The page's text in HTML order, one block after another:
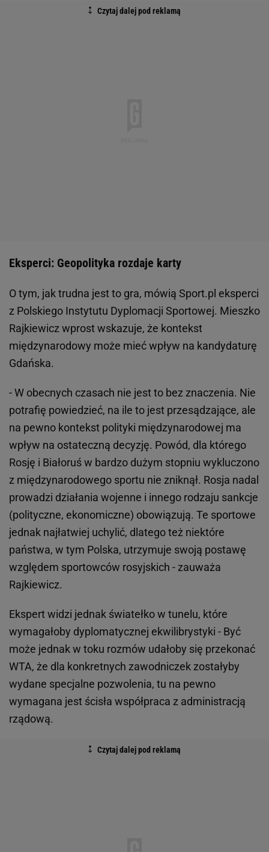
Eksperci: Geopolityka rozdaje karty
O tym, jak trudna jest to gra, mówią Sport.pl eksperci
z Polskiego Instytutu Dyplomacji Sportowej. Mieszko
Rajkiewicz wprost wskazuje, że kontekst
międzynarodowy może mieć wpływ na kandydaturę
Gdańska.
- W obecnych czasach nie jest to bez znaczenia. Nie
potrafię powiedzieć, na ile to jest przesądzające, ale
na pewno kontekst polityki międzynarodowej ma
wpływ na ostateczną decyzję. Powód, dla którego
Rosję i Białoruś w bardzo dużym stopniu wykluczono
z międzynarodowego sportu nie zniknął. Rosja nadal
prowadzi działania wojenne i innego rodzaju sankcje
(polityczne, ekonomiczne) obowiązują. Te sportowe
jednak najłatwiej uchylić, dlatego też niektóre
państwa, w tym Polska, utrzymuje swoją postawę
względem sportowców rosyjskich - zauważa
Rajkiewicz.
Ekspert widzi jednak światełko w tunelu, które
wymagałoby dyplomatycznej ekwilibrystyki - Być
może jednak w toku rozmów udałoby się przekonać
WTA, że dla konkretnych zawodniczek zostałyby
wydane specjalne pozwolenia, tu na pewno
wymagana jest ścisła współpraca z administracją
rządową.